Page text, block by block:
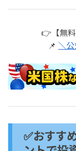
👉【無
📌 ＼
✅おすす